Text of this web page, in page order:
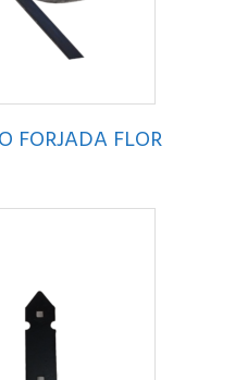
FORJADA FLOR